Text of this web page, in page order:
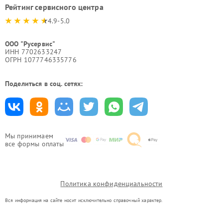
Мы принимаем
все формы оплаты
Рейтинг сервисного центра
4.9-5.0
ООО "Русервис"
ИНН 7702633247
ОГРН 1077746335776
Поделиться в соц. сетях:
Политика конфиденциальности
Вся информация на сайте носит исключительно справочный характер.